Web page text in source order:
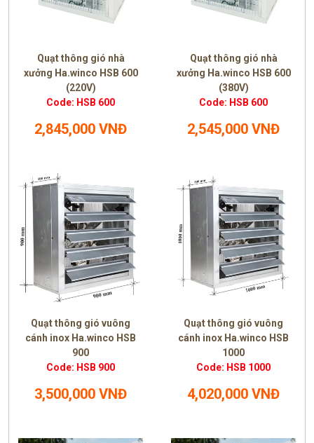
Quạt thông gió nhà
xưởng Ha.winco HSB 600
(220V)
Code: HSB 600
2,845,000 VNĐ
Quạt thông gió nhà
xưởng Ha.winco HSB 600
(380V)
Code: HSB 600
2,545,000 VNĐ
Quạt thông gió vuông
cánh inox Ha.winco HSB
900
Code: HSB 900
3,500,000 VNĐ
Quạt thông gió vuông
cánh inox Ha.winco HSB
1000
Code: HSB 1000
4,020,000 VNĐ